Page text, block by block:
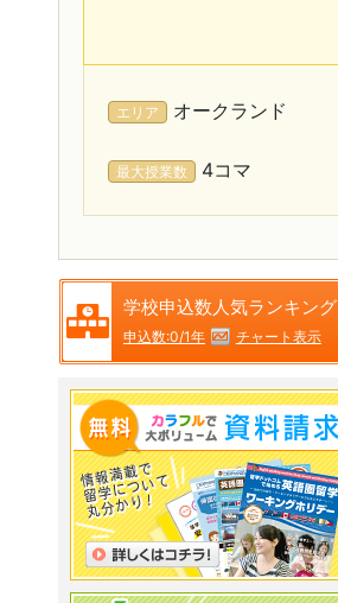
エリア オークランド
最大授業数 4コマ
学校申込数人気ランキング
申込数:0/1年 チャート表示